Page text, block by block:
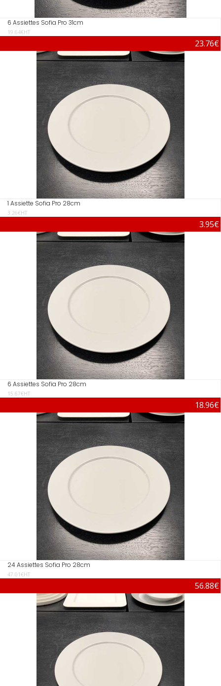
6 Assiettes Sofia Pro 31cm
19.64€HT
23.76€
1 Assiette Sofia Pro 28cm
3.26€HT
3.95€
6 Assiettes Sofia Pro 28cm
15.67€HT
18.96€
24 Assiettes Sofia Pro 28cm
47.01€HT
56.88€